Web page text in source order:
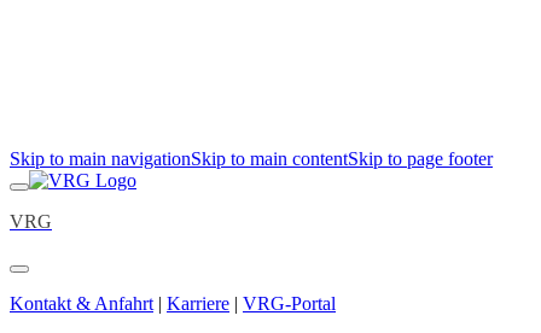
Skip to main navigationSkip to main contentSkip to page footer
VRG
Kontakt & Anfahrt | Karriere | VRG-Portal